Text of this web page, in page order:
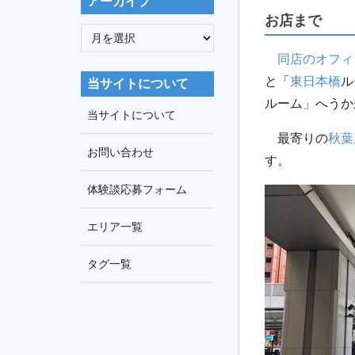
お店まで
同店のオフ
と「 東日本橋
ルーム」へう
最寄りの秋
す。
ア
ー
カ
イ
ブ
当サイトについて
当サイトについて
お問い合わせ
体験談応募フォーム
エリア一覧
タグ一覧